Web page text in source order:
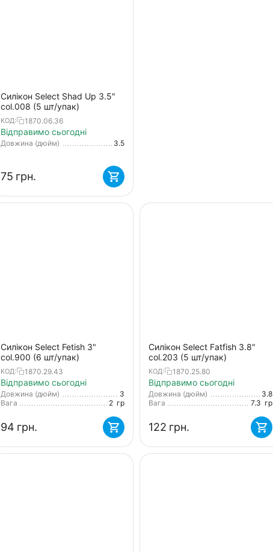
Силікон Select Shad Up 3.5"
col.008 (5 шт/упак)
КОД: 1870.06.36
Відправимо сьогодні
Довжина (дюйм) 3.5
‍75‍ грн.
Силікон Select Fetish 3"
col.900 (6 шт/упак)
КОД: 1870.29.43
Відправимо сьогодні
Довжина (дюйм)
3
Вага
2 гр
‍94‍ грн.
Силікон Select Fatfish 3.8"
col.203 (5 шт/упак)
КОД: 1870.25.80
Відправимо сьогодні
Довжина (дюйм)
3.8
Вага
7.3 гр
‍122‍ грн.